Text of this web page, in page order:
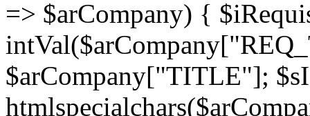
=> $arCompany) {
$arCompany["TITLE"];